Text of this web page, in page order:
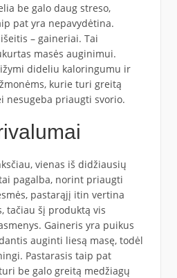
be galo daug streso,
pat yra nepavydėtina.
– gaineriai. Tai
masės auginimui.
dideliu kaloringumu ir
kurie turi greitą
nesugeba priaugti svorio.
vienas iš didžiausių
pagalba, norint priaugti
pastarąjį itin vertina
tačiau šį produktą vis
Gaineris yra puikus
auginti liesą masę, todėl
Pastarasis taip pat
be galo greitą medžiagų